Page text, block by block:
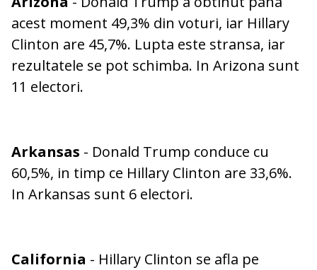
acest moment 49,3% din voturi, iar Hillary
Clinton are 45,7%. Lupta este stransa, iar
rezultatele se pot schimba. In Arizona sunt
11 electori.
Arkansas - Donald Trump conduce cu
60,5%, in timp ce Hillary Clinton are 33,6%.
In Arkansas sunt 6 electori.
California - Hillary Clinton se afla pe